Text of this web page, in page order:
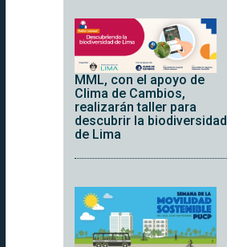
MML, con el apoyo de
Clima de Cambios,
realizarán taller para
descubrir la biodiversidad
de Lima